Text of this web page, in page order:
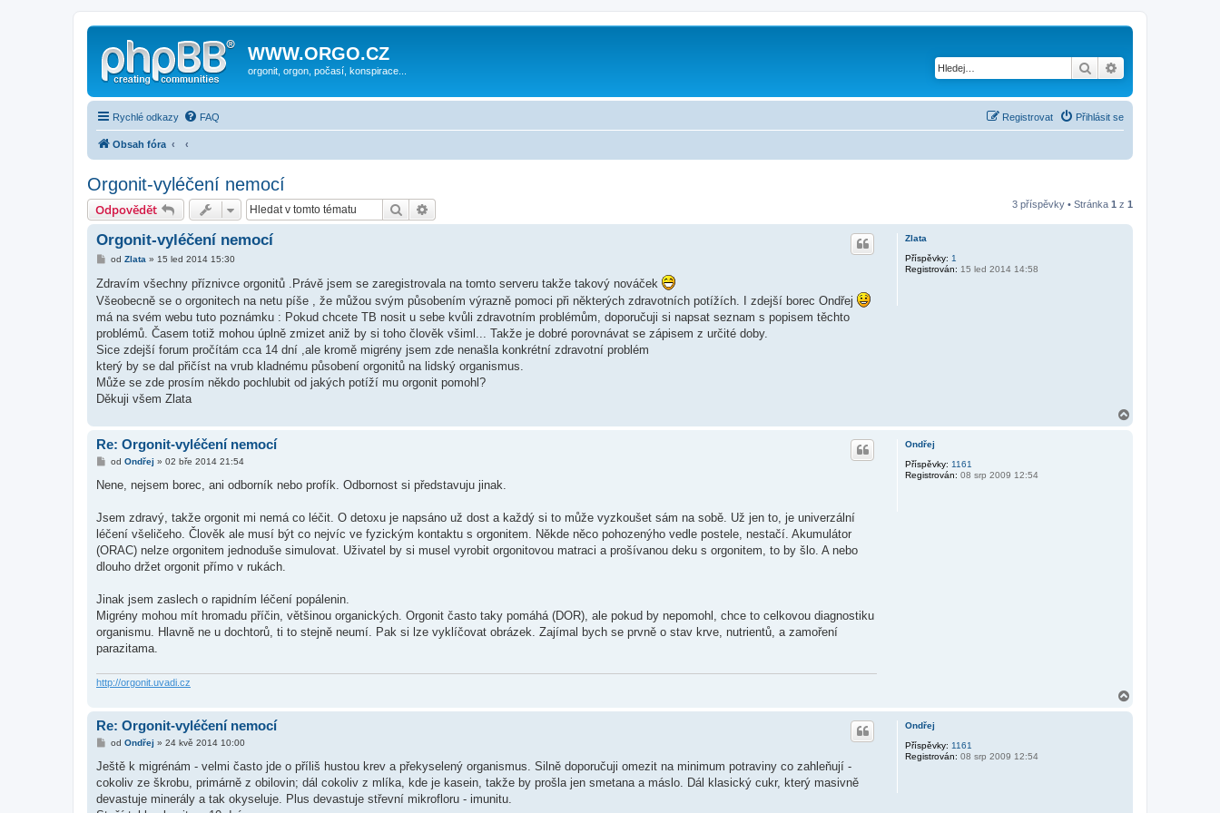
WWW.ORGO.CZ
orgonit, orgon, počasí, konspirace... Hledat
Rychlé odkazy FAQ Přihlásit se
Registrovat
Obsah fóra
Orgonit-vyléčení nemocí
Odpovědět Hledat 3 příspěvky • Stránka 1 z 1
Zlata
Příspěvky: 1
Registrován: 15 led 2014 14:58
Orgonit-vyléčení nemocí
P
í
s
p
ě
v
e
od Zlata » 15 led 2014 15:30
Zdravím všechny příznivce orgonitů .Právě jsem se zaregistrovala na tomto serveru takže takový nováček
Všeobecně se o orgonitech na netu píše , že můžou svým působením výrazně pomoci při některých zdravotních potížích. I zdejší borec Ondřej
má na svém webu tuto poznámku : Pokud chcete TB nosit u sebe kvůli zdravotním problémům, doporučuji si napsat seznam s popisem těchto
problémů. Časem totiž mohou úplně zmizet aniž by si toho člověk všiml... Takže je dobré porovnávat se zápisem z určité doby.
Sice zdejší forum pročítám cca 14 dní ,ale kromě migrény jsem zde nenašla konkrétní zdravotní problém
který by se dal přičíst na vrub kladnému působení orgonitů na lidský organismus.
Může se zde prosím někdo pochlubit od jakých potíží mu orgonit pomohl?
Děkuji všem Zlata
Ondřej
Příspěvky: 1161
Registrován: 08 srp 2009 12:54
Re: Orgonit-vyléčení nemocí
P
í
ě
e
k
od Ondřej » 02 bře 2014 21:54
Nene, nejsem borec, ani odborník nebo profík. Odbornost si představuju jinak.
Jsem zdravý, takže orgonit mi nemá co léčit. O detoxu je napsáno už dost a každý si to může vyzkoušet sám na sobě. Už jen to, je univerzální
léčení všeličeho. Člověk ale musí být co nejvíc ve fyzickým kontaktu s orgonitem. Někde něco pohozenýho vedle postele, nestačí. Akumulátor
(ORAC) nelze orgonitem jednoduše simulovat. Uživatel by si musel vyrobit orgonitovou matraci a prošívanou deku s orgonitem, to by šlo. A nebo
dlouho držet orgonit přímo v rukách.
Jinak jsem zaslech o rapidním léčení popálenin.
Migrény mohou mít hromadu příčin, většinou organických. Orgonit často taky pomáhá (DOR), ale pokud by nepomohl, chce to celkovou diagnostiku
organismu. Hlavně ne u dochtorů, ti to stejně neumí. Pak si lze vyklíčovat obrázek. Zajímal bych se prvně o stav krve, nutrientů, a zamoření
parazitama.
http://orgonit.uvadi.cz
Ondřej
Příspěvky: 1161
Registrován: 08 srp 2009 12:54
Re: Orgonit-vyléčení nemocí
P
í
p
ě
od Ondřej » 24 kvě 2014 10:00
Ještě k migrénám - velmi často jde o příliš hustou krev a překyselený organismus. Silně doporučuji omezit na minimum potraviny co zahleňují -
cokoliv ze škrobu, primárně z obilovin; dál cokoliv z mlíka, kde je kasein, takže by prošla jen smetana a máslo. Dál klasický cukr, který masivně
devastuje minerály a tak okyseluje. Plus devastuje střevní mikrofloru - imunitu.